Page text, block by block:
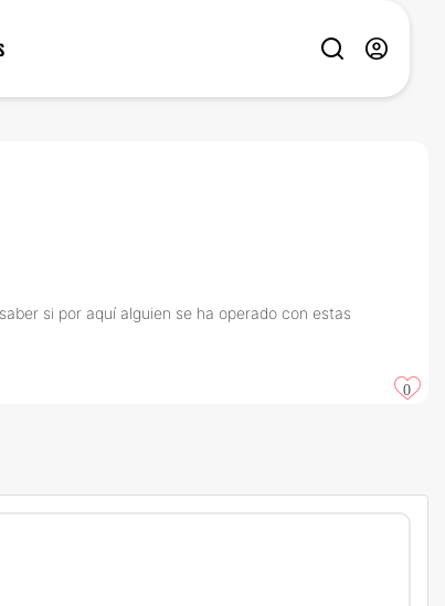
si por aquí alguien se ha operado con estas
0